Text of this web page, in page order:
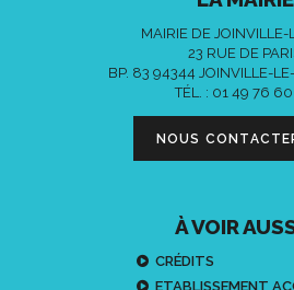
MAIRIE DE JOINVILLE-
23 RUE DE
BP. 83 94344 JOINVILLE-
TÉL. : 01 49 76
NOUS
À VOIR
CRÉDITS
ETABLISSEMENT